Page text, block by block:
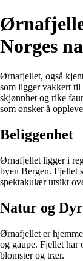
Norges
Ørnafjellet, også
som ligger vakkert til
skjønnhet og rike
som ønsker å
Beliggenhet
Ørnafjellet ligger i
byen Bergen. Fjellet
spektakulær utsikt
Natur og
Ørnafjellet er
og gaupe. Fjellet har
blomster og trær.